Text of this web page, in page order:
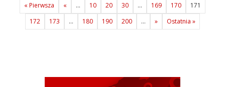
« Pierwsza « ... 10 20 30 ... 169 170
171
172
173 ... 180 190 200 ... » Ostatnia »